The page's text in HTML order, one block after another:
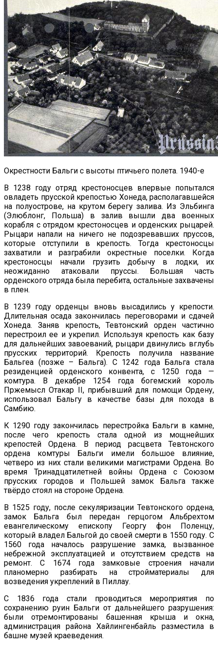
Окрестности Бальги с высоты птичьего полета. 1940-е
В 1238 году отряд крестоносцев впервые попытался
овладеть прусской крепостью Хонеда, располагавшейся
на полуострове, на крутом берегу залива. Из Эльбинга
(Элюблонг, Польша) в залив вышли два военных
корабля с отрядом крестоносцев и орденских рыцарей.
Рыцари напали на ничего не подозревавших пруссов,
которые отступили в крепость. Тогда крестоносцы
захватили и разграбили окрестные поселки. Когда
крестоносцы начали грузить добычу в лодки, их
неожиданно атаковали пруссы. Большая часть
орденского отряда была перебита, остальные захвачены
в плен.
В 1239 году орденцы вновь высадились у крепости.
Длительная осада закончилась переговорами и сдачей
Хонеда. Заняв крепость, Тевтонский орден частично
перестроил ее и укрепил. Используя крепость как базу
для дальнейших завоеваний, рыцари двинулись вглубь
прусских территорий. Крепость получила название
Бальгеа (позже – Бальга). С 1242 года Бальга стала
резиденцией орденского конвента, с 1250 года —
комтура. В декабре 1254 года богемский король
Пржемысл Отакар II, прибывший для помощи Ордену,
использовал Бальгу в качестве базы для похода в
Самбию.
К 1290 году закончилась перестройка Бальги в камне,
после чего крепость стала одной из мощнейших
крепостей Ордена. В период расцвета Тевтонского
ордена комтуры Бальги имели большое влияние,
четверо из них стали великими магистрами Ордена. Во
время Тринадцатилетней войны Ордена с Союзом
прусских городов и Польшей замок Бальга также
твёрдо стоял на стороне Ордена.
В 1525 году, после секуляризации Тевтонского ордена,
замок Бальга был передан герцогом Альбрехтом
евангелическому епископу Георгу фон Поленцу,
который владел Бальгой до своей смерти в 1550 году. С
1560 года началось разрушение замка, вызванное
небрежной эксплуатацией и отсутствием средств на
ремонт. С 1674 года замковые строения начали
планомерно разбирать на стройматериалы для
возведения укреплений в Пиллау.
С 1836 года стали проводиться мероприятия по
сохранению руин Бальги от дальнейшего разрушения:
были отремонтированы башенная крыша и окна,
администрация района Хайлингенбайль разместила в
башне музей краеведения.